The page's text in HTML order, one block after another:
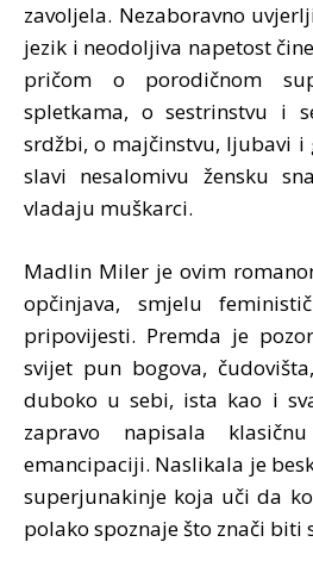
zavoljela. Nezaboravno
jezik i neodoljiva napetost
pričom o porodičnom
spletkama, o sestrinstvu i
srdžbi, o majčinstvu, ljubavi
slavi nesalomivu žensku
vladaju muškarci.
Madlin Miler je ovim
opčinjava, smjelu
pripovijesti. Premda je
svijet pun bogova,
duboko u sebi, ista kao i
zapravo napisala
emancipaciji. Naslikala je
superjunakinje koja uči da
polako spoznaje što znači biti